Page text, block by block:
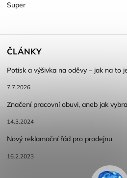
Super
ČLÁNKY
Potisk a výšivka na oděvy – jak na to
7.7.2026
Značení pracovní obuvi, aneb jak
14.3.2024
Nový reklamační řád pro prodejnu
16.2.2023